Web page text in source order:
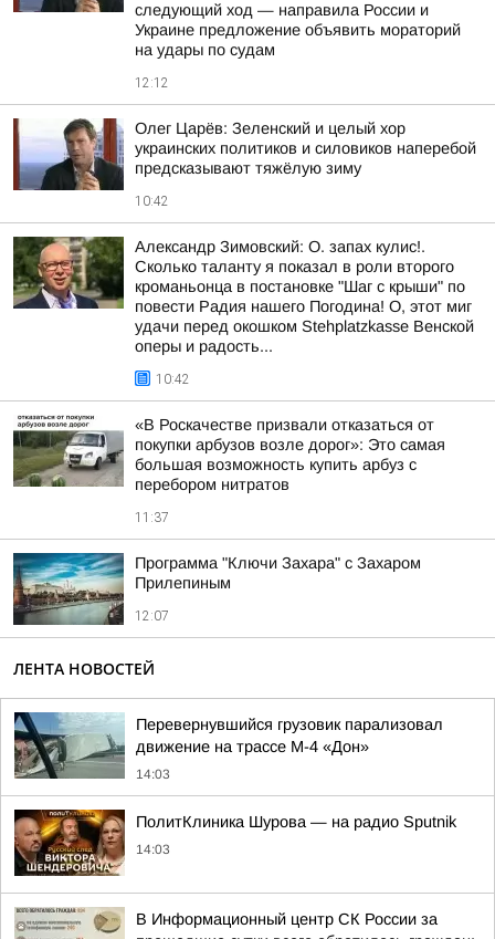
следующий ход — направила России и
Украине предложение объявить мораторий
на удары по судам
12:12
Олег Царёв: Зеленский и целый хор
украинских политиков и силовиков наперебой
предсказывают тяжёлую зиму
10:42
Александр Зимовский: О. запах кулис!.
Сколько таланту я показал в роли второго
кроманьонца в постановке "Шаг с крыши" по
повести Радия нашего Погодина! О, этот миг
удачи перед окошком Stehplatzkasse Венской
оперы и радость...
10:42
«В Роскачестве призвали отказаться от
покупки арбузов возле дорог»: Это самая
большая возможность купить арбуз с
перебором нитратов
11:37
Программа "Ключи Захара" с Захаром
Прилепиным
12:07
ЛЕНТА НОВОСТЕЙ
Перевернувшийся грузовик парализовал
движение на трассе М-4 «Дон»
14:03
ПолитКлиника Шурова — на радио Sputnik
14:03
В Информационный центр СК России за